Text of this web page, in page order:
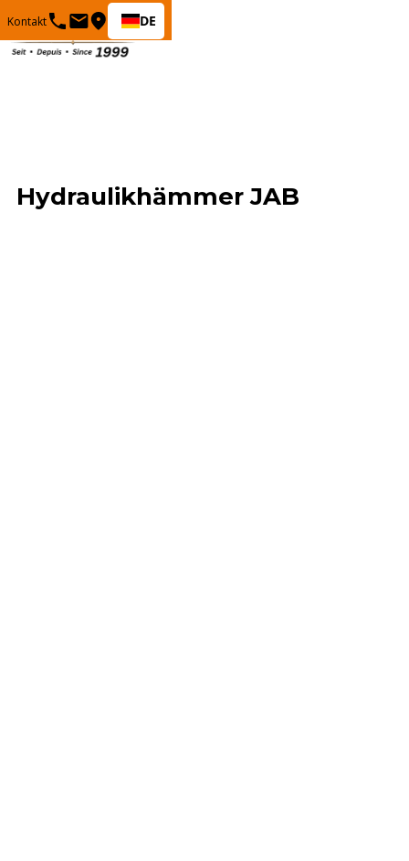
Kontakt DE
Hydraulikhämmer JAB